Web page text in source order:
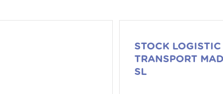
STOCK LOGISTIC
TRANSPORT
SL